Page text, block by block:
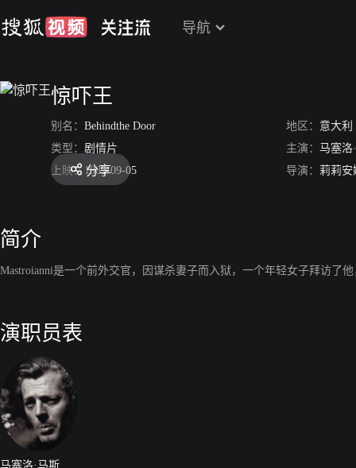
导航
惊吓王
别名： Behindthe Door 地区： 意大利
类型： 剧情片 主演： 马塞洛
上映： 1982-09-05 导演： 莉莉安
分享
简介
Mastroianni是一个前外交官，因谋杀妻子而入狱，一个年轻女子拜访了
演职员表